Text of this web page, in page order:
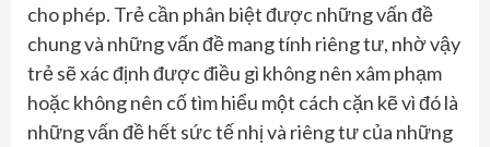
cho phép. Trẻ cần phân biệt được những vấn đề
chung và những vấn đề mang tính riêng tư, nhờ vậy
trẻ sẽ xác định được điều gì không nên xâm phạm
hoặc không nên cố tìm hiểu một cách cặn kẽ vì đó là
những vấn đề hết sức tế nhị và riêng tư của những